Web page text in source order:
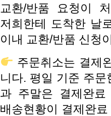
교환/반품 요청이
저희한테 도착한 날
이내 교환/반품 신청
주문취소는 결제
니다. 평일 기준 주
과 주말은 결제완료
배송현황이 결제완